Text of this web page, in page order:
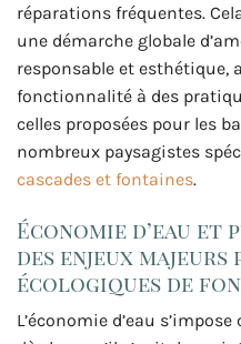
réparations fréquentes.
une démarche globale
responsable et esthétique,
fonctionnalité à des
celles proposées pour les
nombreux paysagistes
cascades et fontaines.
Économie d’eau
des enjeux
écologiques de
L’économie d’eau